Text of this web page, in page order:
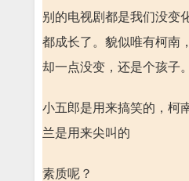
别的电视剧都是我们没变
都成长了。貌似唯有柯南
却一点没变，还是个孩子
小五郎是用来搞笑的，柯
兰是用来尖叫的
素质呢？